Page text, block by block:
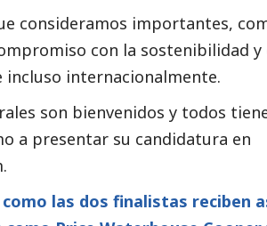
consideramos importantes,
con la sostenibilidad y
incluso internacionalmente.
son bienvenidos y todos
a presentar su candidatura en
las dos finalistas reciben